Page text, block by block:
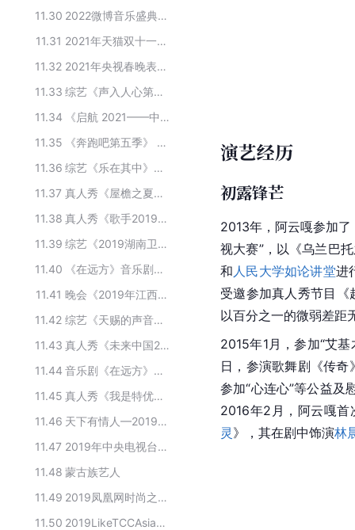
11.30
2022微博音乐盛典获奖名单
11.31
2021年天猫双十一晚会嘉宾阵容
11.32
2021年央视春晚表演嘉宾
11.33
综艺《声入人心第一季》主要演员
11.34
《启航 2021——中央广播电视总台跨年盛典》嘉宾阵容
11.35
《奔跑吧第五季》 全部演员
11.36
综艺《乐在其中》第一期阵容
11.37
真人秀《屋檐之夏》的主要嘉宾
11.38
真人秀《歌手2019》主要演员
11.39
综艺《2019湖南卫视春节联欢晚会》的演职人员
11.40
《在远方》音乐剧主演团队
11.41
晚会《2019年江西卫视春节联欢晚会》的主要嘉宾
11.42
综艺《天赐的声音》第三季参演人员
11.43
真人秀《未来中国2》的主要演员
11.44
音乐剧《在远方》全部演职员
11.45
真人秀《我是特优声剧团季》主要演员
11.46
天下有情人—2019年七夕特别节目主要表演嘉宾
11.47
2019年中央电视台春节联欢晚会歌曲《同心共筑中国梦》演唱者
11.48 蒙古族艺人
11.49
2019凤凰网时尚之选颁奖盛典获奖者
11.50
2019LikeTCCAsia中国最美新面孔
演艺经历
初露锋芒
2013年，阿云嘎参加了
视大赛”，以《乌兰巴
和人民大学如论讲堂进
受邀参加真人秀节目
以百分之一的微弱差距
2015年1月，参加“艾
日，参演歌舞剧《传
参加“心连心”等公益及
2016年2月，阿云嘎首
灵 》，其在剧中饰演林